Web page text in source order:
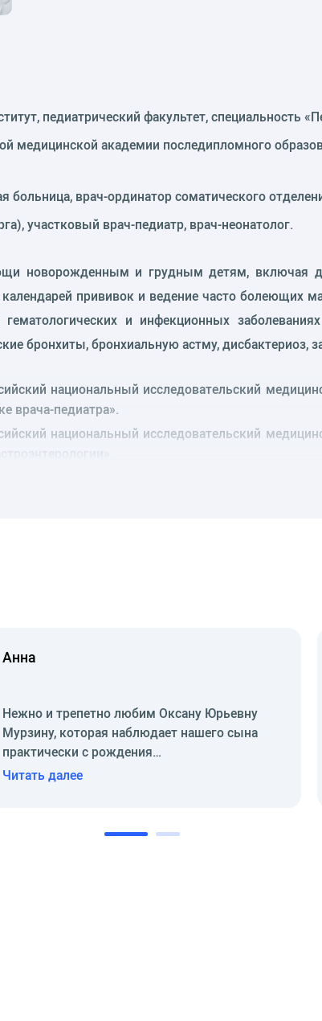
педиатрический факультет, специальность
медицинской академии последипломного
больница, врач-ординатор соматического
участковый врач-педиатр, врач-неонатолог.
новорожденным и грудным детям, включая
прививок и ведение часто
гематологических и инфекционных
бронхиты, бронхиальную астму, дисбактериоз,
национальный исследовательский
врача-педиатра».
национальный исследовательский
вопросы заболеваний кожи у
патологии новорожденных".
связанных с оказанием медицинской
является членом Союза педиатров России.
Анна
Нежно и трепетно любим Оксану Юрьевну
Мурзину, которая наблюдает нашего сына
практически с рождения…
Читать далее